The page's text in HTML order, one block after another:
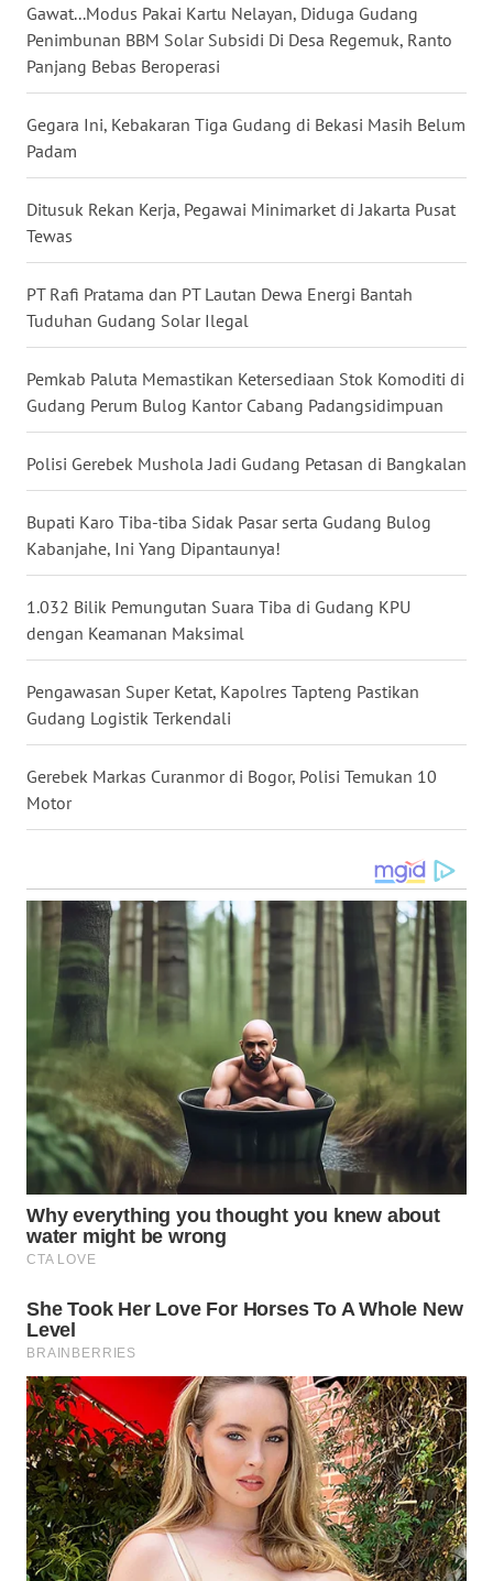
Gawat...Modus Pakai Kartu Nelayan, Diduga Gudang
Penimbunan BBM Solar Subsidi Di Desa Regemuk, Ranto
Panjang Bebas Beroperasi
Gegara Ini, Kebakaran Tiga Gudang di Bekasi Masih Belum
Padam
Ditusuk Rekan Kerja, Pegawai Minimarket di Jakarta Pusat
Tewas
PT Rafi Pratama dan PT Lautan Dewa Energi Bantah
Tuduhan Gudang Solar Ilegal
Pemkab Paluta Memastikan Ketersediaan Stok Komoditi di
Gudang Perum Bulog Kantor Cabang Padangsidimpuan
Polisi Gerebek Mushola Jadi Gudang Petasan di Bangkalan
Bupati Karo Tiba-tiba Sidak Pasar serta Gudang Bulog
Kabanjahe, Ini Yang Dipantaunya!
1.032 Bilik Pemungutan Suara Tiba di Gudang KPU
dengan Keamanan Maksimal
Pengawasan Super Ketat, Kapolres Tapteng Pastikan
Gudang Logistik Terkendali
Gerebek Markas Curanmor di Bogor, Polisi Temukan 10
Motor
BARAT
WN
WN
WN
JAMBI
WN
SULTRA
WN
NTB
WN
SULTENG
WN
WN
WN
WN
BENGKULU
WN
LAMPUNG
WN
WN
NUSANTARA
WN
JOGJA
WN
JATIM
WN
BALI
WN
KALBAR
WN
KALTENG